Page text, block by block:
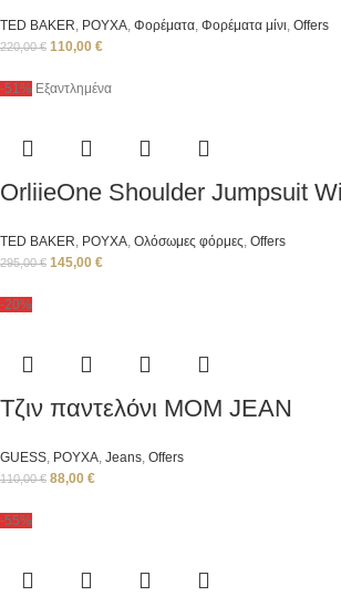
TED BAKER, ΡΟΥΧΑ, Φορέματα, Φορέματα μίνι, Offers
220,00€ 110,00 €
-51% Εξαντλημένα
OrliieOne Shoulder Jumpsuit
TED BAKER, ΡΟΥΧΑ, Ολόσωμες φόρμες, Offers
295,00€ 145,00 €
-20%
Tζιν παντελόνι MOM JEAN
GUESS, ΡΟΥΧΑ, Jeans, Offers
110,00€ 88,00 €
-55%